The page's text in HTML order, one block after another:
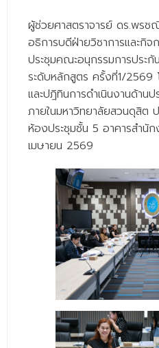
- - อนามัยสิ่งแวดล้อมและสาธารณ
- - วิทยาศาสตร์การแพทย์
- - ความมั่นคงปลอดภัยไซเบอร์
- - อุตสาหกรรมชีวภาพเพื่อธุรกิจ
- ศึกษาศาสตรบัณฑิต
- เทคโนโลยีบัณฑิต
- - เทคโนโลยีสารสนเทศ
ศูนย์บริการ
- ศูนย์เครื่องมือปฏิบัติการวิทยาศา
- ศูนย์สิ่งแวดล้อม
- ศูนย์ปัญญาประดิษฐ์เพื่อการศึกษา
ผู้ช่วยศาสตราจารย์ ดร.พรช
อธิการบดีฝ่ายวิชาการและกิจ
ประชุมคณะอนุกรรมการประ
ระดับหลักสูตร ครั้งที่1/2569
และปฎิทินการดำเนินงานด้า
ภายในมหาวิทยาลัยสวนดุสิต
ห้องประชุมชั้น 5 อาคารสำนั
เมษายน 2569